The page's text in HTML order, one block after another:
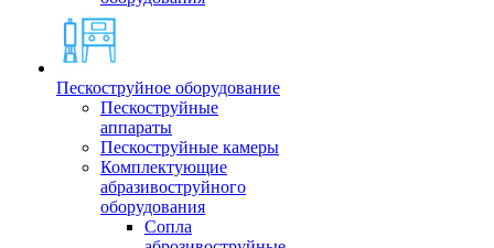
Пескоструйное оборудование
Пескоструйные
аппараты
Пескоструйные камеры
Комплектующие
абразивоструйного
оборудования
Сопла